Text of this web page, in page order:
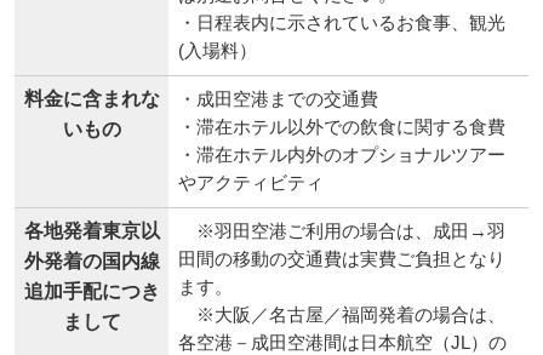
・日程表内に示されているお食事、観光
(入場料）
料金に含まれな
いもの
・成田空港までの交通費
・滞在ホテル以外での飲食に関する食費
・滞在ホテル内外のオプショナルツアー
やアクティビティ
各地発着東京以
外発着の国内線
追加手配につき
まして
※羽田空港ご利用の場合は、成田→羽
田間の移動の交通費は実費ご負担となり
ます。
※大阪／名古屋／福岡発着の場合は、
各空港－成田空港間は日本航空（JL）の